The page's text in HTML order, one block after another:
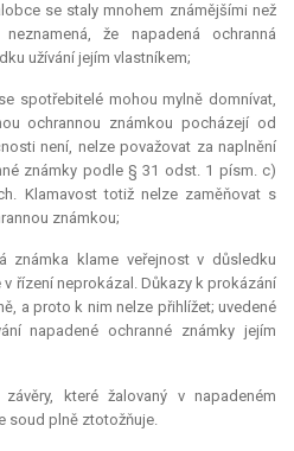
se staly mnohem známějšími než
že napadená ochranná
užívání jejím vlastníkem;
spotřebitelé mohou mylně domnívat,
ochrannou známkou pocházejí od
není, nelze považovat za naplnění
známky podle § 31 odst. 1 písm. c)
Klamavost totiž nelze zaměňovat s
známkou;
známka klame veřejnost v důsledku
řízení neprokázal. Důkazy k prokázání
a proto k nim nelze přihlížet; uvedené
napadené ochranné známky jejím
které žalovaný v napadeném
soud plně ztotožňuje.